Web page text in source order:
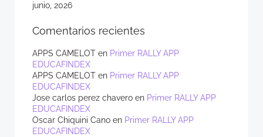
junio, 2026
Comentarios recientes
APPS CAMELOT en Primer RALLY APP
EDUCAFINDEX
APPS CAMELOT en Primer RALLY APP
EDUCAFINDEX
Jose carlos perez chavero en Primer RALLY APP
EDUCAFINDEX
Oscar Chiquini Cano en Primer RALLY APP
EDUCAFINDEX